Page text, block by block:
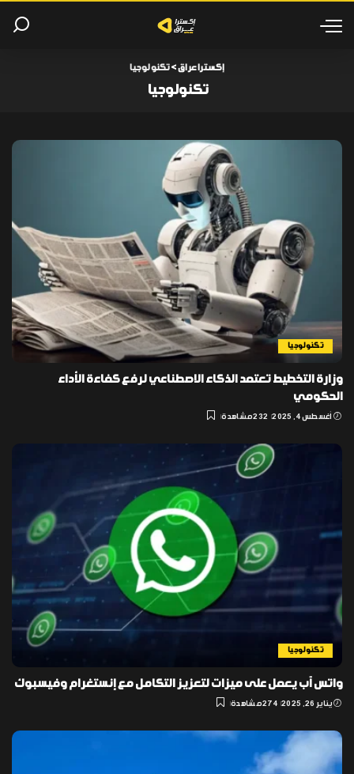
إكسترا عراق>تكنولوجيا
تكنولوجيا
تكنولوجيا
وزارة التخطيط تعتمد الذكاء الاصطناعي لرفع كفاءة الأداء
الحكومي
أغسطس 4, 2025 232 مشاهدة
تكنولوجيا
واتس آب يعمل على ميزات لتعزيز التكامل مع إنستغرام وفيسبوك
يناير 26, 2025 274 مشاهدة